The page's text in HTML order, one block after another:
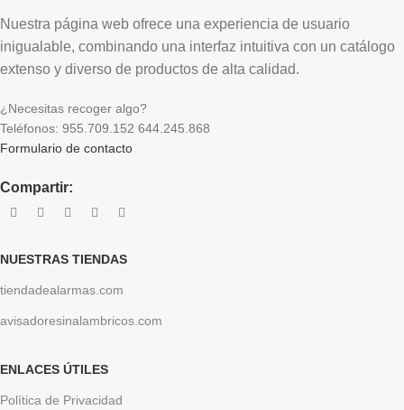
Nuestra página web ofrece una experiencia de usuario
inigualable, combinando una interfaz intuitiva con un catálogo
extenso y diverso de productos de alta calidad.
¿Necesitas recoger algo?
Teléfonos: 955.709.152 644.245.868
Formulario de contacto
Compartir:
NUESTRAS TIENDAS
tiendadealarmas.com
avisadoresinalambricos.com
ENLACES ÚTILES
Política de Privacidad